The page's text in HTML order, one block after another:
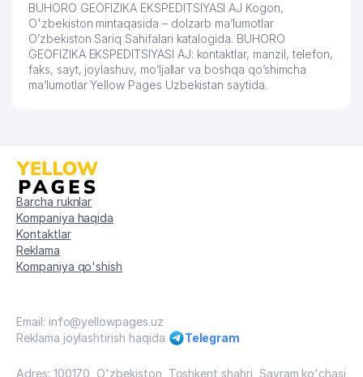
BUHORO GEOFIZIKA EKSPEDITSIYASI AJ Kogon,
O'zbekiston mintaqasida – dolzarb ma’lumotlar
O’zbekiston Sariq Sahifalari katalogida. BUHORO
GEOFIZIKA EKSPEDITSIYASI AJ: kontaktlar, manzil, telefon,
faks, sayt, joylashuv, mo’ljallar va boshqa qo’shimcha
ma’lumotlar Yellow Pages Uzbekistan saytida.
Barcha ruknlar
Kompaniya haqida
Kontaktlar
Reklama
Kompaniya qo'shish
Email: info@yellowpages.uz
Reklama joylashtirish haqida
Telegram
Adres: 100170, O'zbekiston, Toshkent shahri, Sayram ko'chasi